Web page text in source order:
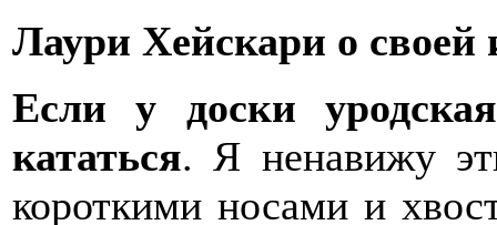
Лаури Хейскари о своей
Если у доски
кататься. Я ненавижу
короткими носами и